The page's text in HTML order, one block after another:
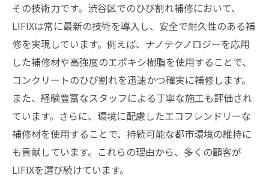
その技術力です。渋谷区でのひび割れ補修において、
LIFIXは常に最新の技術を導入し、安全で耐久性のある補
修を実現しています。例えば、ナノテクノロジーを応用
した補修材や高強度のエポキシ樹脂を使用することで、
コンクリートのひび割れを迅速かつ確実に補修します。
また、経験豊富なスタッフによる丁寧な施工も評価され
ています。さらに、環境に配慮したエコフレンドリーな
補修材を使用することで、持続可能な都市環境の維持に
も貢献しています。これらの理由から、多くの顧客が
LIFIXを選び続けています。